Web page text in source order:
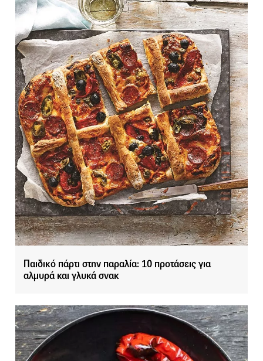
Παιδικό πάρτι στην παραλία: 10 προτάσεις για
αλμυρά και γλυκά σνακ